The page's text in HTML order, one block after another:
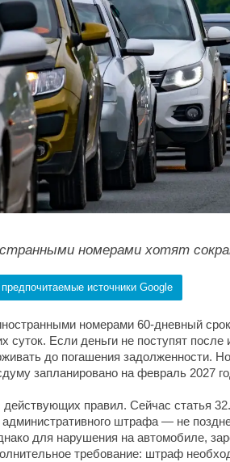
номерами хотят
источники Google
номерами 60-дневный
суток. Если деньги не поступят
до погашения задолженности.
запланировано на февраль 2027
правил. Сейчас статья
штрафа — не
для нарушения на автомобиле,
требование: штраф